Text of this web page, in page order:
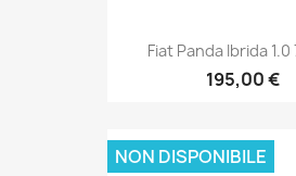
Fiat Panda Ibrida 1.0
195,00 €
NON DISPONIBILE